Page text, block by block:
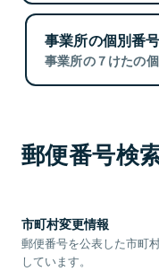
事業所の個別番
事業所の７けたの
郵便番号検
市町村変更情報
郵便番号を公表した市町
しています。